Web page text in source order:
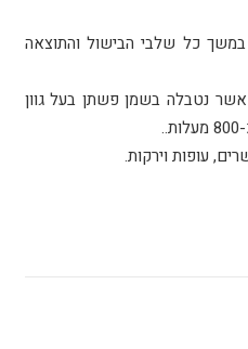
כל שלבי הבישול והתוצאה
נטבלה בשמן פשתן בעל גוון
עופות וירקות.